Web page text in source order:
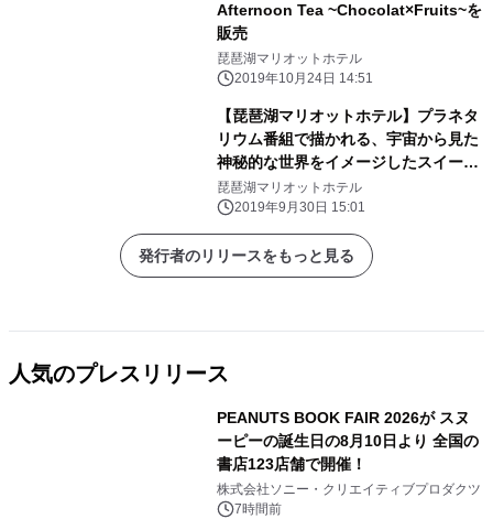
Afternoon Tea ~Chocolat×Fruits~を
販売
琵琶湖マリオットホテル
2019年10月24日 14:51
【琵琶湖マリオットホテル】プラネタ
リウム番組で描かれる、宇宙から見た
神秘的な世界をイメージしたスイーツ
「COSMOSWEETS（コスモスイー
ツ）」を発売
琵琶湖マリオットホテル
2019年9月30日 15:01
発行者のリリースをもっと見る
人気のプレスリリース
PEANUTS BOOK FAIR 2026が スヌ
ーピーの誕生日の8月10日より 全国の
書店123店舗で開催！
株式会社ソニー・クリエイティブプロダクツ
7時間前